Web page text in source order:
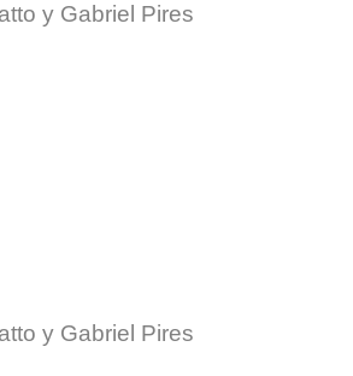
y Gabriel Pires
y Gabriel Pires